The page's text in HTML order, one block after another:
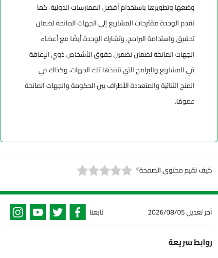
وضعها وتطويرها باستخدام أفضل الممارسات الدولية. كما
تقدم الوحدة مقترحات المشاريع إلى الجهات المانحة لضمان
تحقيق واستدامة البرامج، وتشارك الوحدة أيضًا مع أعضاء
الجهات المانحة لضمان تضمين حقوق الأشخاص ذوي الإعاقة
في المشاريع والبرامج التي تنفذها تلك الجهات، وكذلك في
المنح الثنائية والمتعددة الأطراف بين الحكومة والجهات المانحة
عمومًا.
كيف تقيم محتوى الصفحة؟
آخر تعديل2026/08/05 تابعنا
روابط سريعة